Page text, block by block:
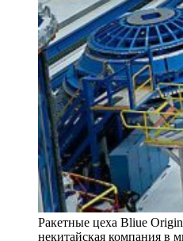
Ракетные цеха Bliue
некитайская компания в